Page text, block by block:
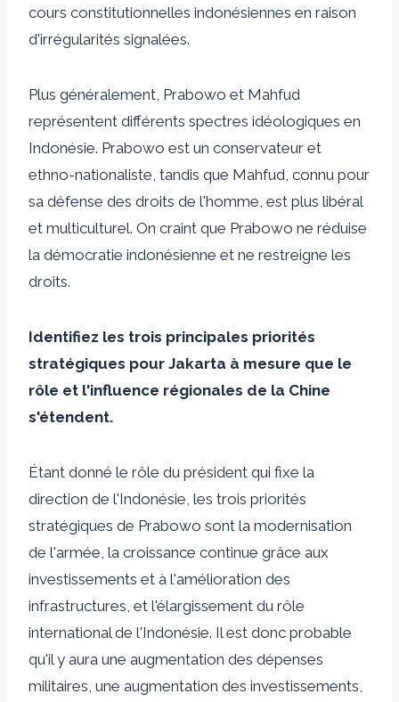
cours constitutionnelles indonésiennes en raison
d'irrégularités signalées.
Plus généralement, Prabowo et Mahfud
représentent différents spectres idéologiques en
Indonésie. Prabowo est un conservateur et
ethno-nationaliste, tandis que Mahfud, connu pour
sa défense des droits de l'homme, est plus libéral
et multiculturel. On craint que Prabowo ne réduise
la démocratie indonésienne et ne restreigne les
droits.
Identifiez les trois principales priorités
stratégiques pour Jakarta à mesure que le
rôle et l'influence régionales de la Chine
s'étendent.
Étant donné le rôle du président qui fixe la
direction de l'Indonésie, les trois priorités
stratégiques de Prabowo sont la modernisation
de l'armée, la croissance continue grâce aux
investissements et à l'amélioration des
infrastructures, et l'élargissement du rôle
international de l'Indonésie. Il est donc probable
qu'il y aura une augmentation des dépenses
militaires, une augmentation des investissements,